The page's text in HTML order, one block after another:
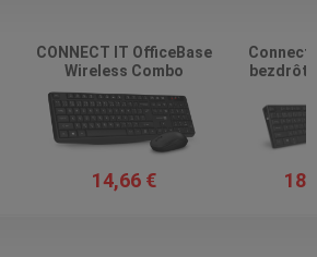
CONNECT IT OfficeBase
Wireless Combo
bezdrôtová čierna
klávesnica + myš
14,66 €
Connect